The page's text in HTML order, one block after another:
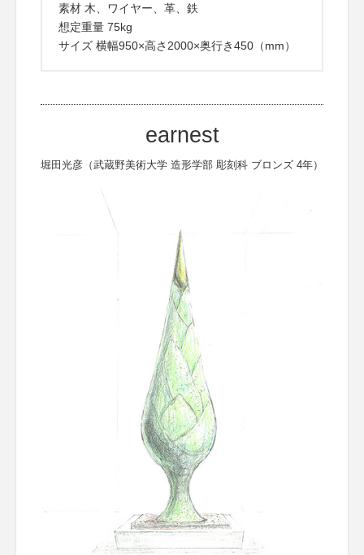
素材 木、ワイヤー、革、鉄
想定重量 75kg
サイズ 横幅950×高さ2000×奥行き450（mm）
earnest
堀田光彦（武蔵野美術大学 造形学部 彫刻科 ブロンズ 4年）